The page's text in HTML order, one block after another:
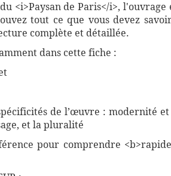
<i>Paysan de Paris</i>,
tout ce que vous devez
complète et détaillée.
dans cette fiche :
de l’œuvre : modernité
et la pluralité
pour comprendre